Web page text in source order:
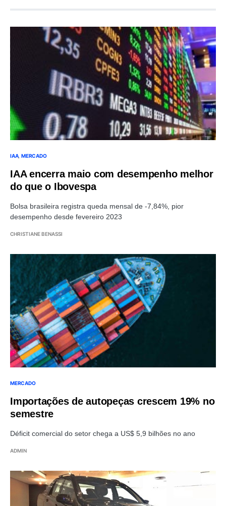
IAA MERCADO
IAA encerra maio com desempenho melhor
do que o Ibovespa
Bolsa brasileira registra queda mensal de -7,84%, pior
desempenho desde fevereiro 2023
CHRISTIANE BENASSI
MERCADO
Importações de autopeças crescem 19% no
semestre
Déficit comercial do setor chega a US$ 5,9 bilhões no ano
ADMIN